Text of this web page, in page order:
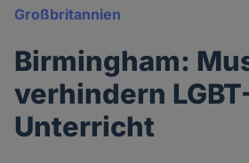
Großbritannien
Birmingham:
verhindern
Unterricht